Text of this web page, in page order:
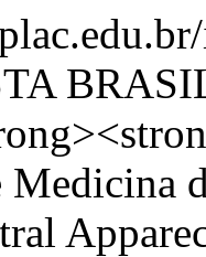
Medicina